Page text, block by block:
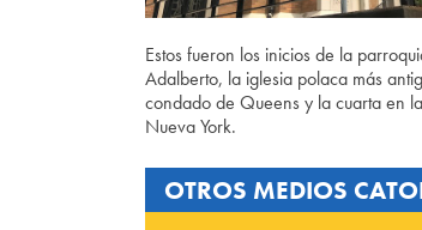
Estos fueron los inicios de la
Adalberto, la iglesia polaca más
condado de Queens y la cuarta en
Nueva York.
OTROS MEDIOS